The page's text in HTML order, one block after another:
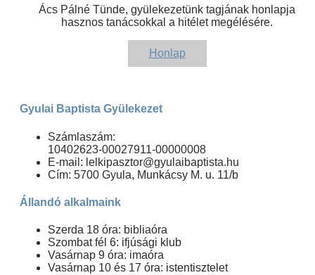
Ács Pálné Tünde, gyülekezetünk tagjának honlapja
hasznos tanácsokkal a hitélet megélésére.
Honlap
Gyulai Baptista Gyülekezet
Számlaszám:
10402623-00027911-00000008
E-mail: lelkipasztor@gyulaibaptista.hu
Cím: 5700 Gyula, Munkácsy M. u. 11/b
Állandó alkalmaink
Szerda 18 óra: bibliaóra
Szombat fél 6: ifjúsági klub
Vasárnap 9 óra: imaóra
Vasárnap 10 és 17 óra: istentisztelet